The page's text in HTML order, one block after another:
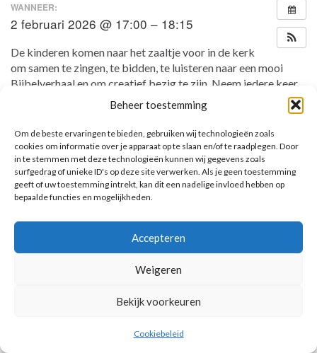
Beheer toestemming
Om de beste ervaringen te bieden, gebruiken wij technologieën zoals
cookies om informatie over je apparaat op te slaan en/of te raadplegen. Door
in te stemmen met deze technologieën kunnen wij gegevens zoals
surfgedrag of unieke ID's op deze site verwerken. Als je geen toestemming
geeft of uw toestemming intrekt, kan dit een nadelige invloed hebben op
bepaalde functies en mogelijkheden.
Accepteren
Weigeren
Bekijk voorkeuren
Cookiebeleid
WANNEER:
2 februari 2026 @ 17:00 – 18:15
De kinderen komen naar het zaaltje voor in de kerk
om samen te zingen, te bidden, te luisteren naar een mooi
Bijbelverhaal en om creatief bezig te zijn. Neem iedere keer
AANKOMENDE ACTIVITEITEN
Geen activiteiten.